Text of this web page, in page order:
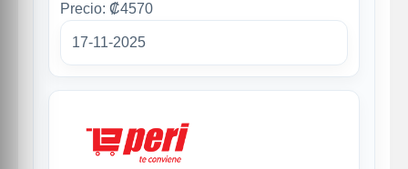
Precio: ₡4570
17-11-2025